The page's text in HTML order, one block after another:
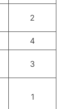
2
4
3
1